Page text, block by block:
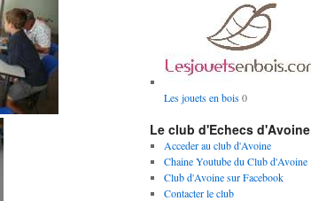
Les jouets en bois0
Le club d'Echecs d'Avoine
Acceder au club d'Avoine
Chaine Youtube du Club d'Avoine
Club d'Avoine sur Facebook
Contacter le club